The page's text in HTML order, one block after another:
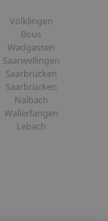
Völklingen
Bous
Wadgassen
Saarwellingen
Saarbrücken
Saarbrücken
Nalbach
Wallerfangen
Lebach